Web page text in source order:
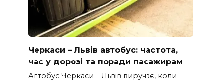
Черкаси – Львів автобус: частота,
час у дорозі та поради пасажирам
Автобус Черкаси – Львів виручає, коли